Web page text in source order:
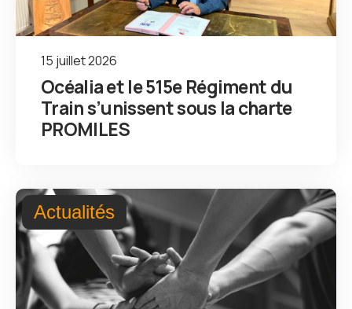
15 juillet 2026
Océalia et le 515e Régiment du
Train s’unissent sous la charte
PROMILES
Actualités